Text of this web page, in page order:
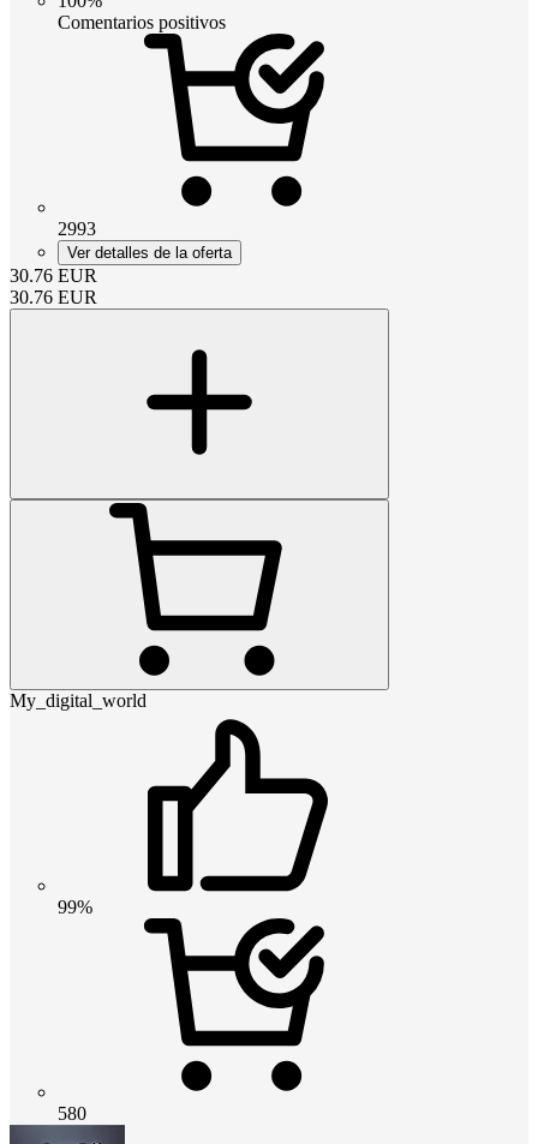
Comentarios positivos
2993
Ver detalles de la oferta
30.76 EUR
30.76 EUR
My_digital_world
99%
580